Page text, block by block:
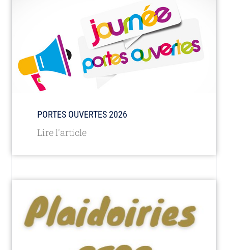
PORTES OUVERTES 2026
Lire l'article